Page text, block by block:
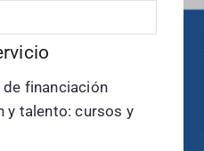
de financiación
y talento: cursos y